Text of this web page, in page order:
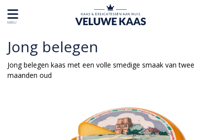
MENU
Jong belegen
Jong belegen kaas met een volle smedige smaak van twee
maanden oud